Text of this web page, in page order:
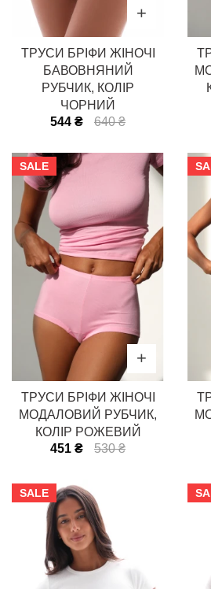
ТРУСИ БРІФИ ЖІНОЧІ
БАВОВНЯНИЙ
РУБЧИК, КОЛІР
ЧОРНИЙ
544 ₴
640 ₴
SALE
ТРУСИ БРІФИ ЖІНОЧІ
МОДАЛОВИЙ РУБЧИК,
КОЛІР РОЖЕВИЙ
451 ₴
530 ₴
SALE